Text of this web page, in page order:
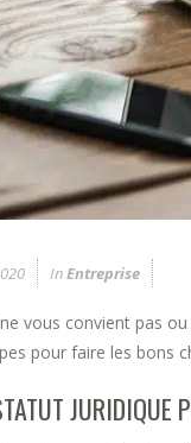
InEntreprise
vous convient pas
pour faire les bons
JURIDIQUE